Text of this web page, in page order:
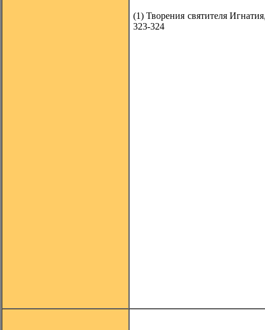
(1) Творения святителя
323-324